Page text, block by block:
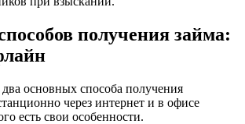
получения займа:
основных способа получения
через интернет и в офисе
есть свои особенности.